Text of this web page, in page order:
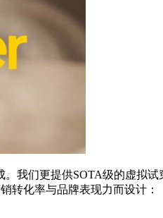
我们更提供SOTA级的虚拟
转化率与品牌表现力而设计：